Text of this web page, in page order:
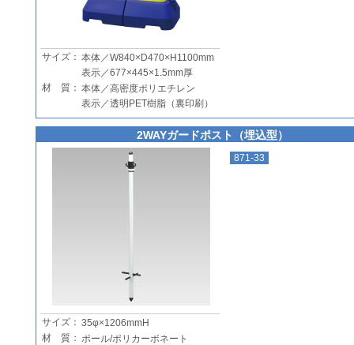
サイズ： 本体／W840×D470×H1100mm
表示／677×445×1.5mm厚
材 質： 本体／高密度ポリエチレン
表示／透明PET樹脂（裏印刷）
2WAYガードポスト（埋込型）
871-33
サイズ： 35φ×1206mmH
材 質： ポール/ポリカーボネート